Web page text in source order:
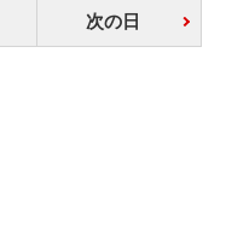
次の日